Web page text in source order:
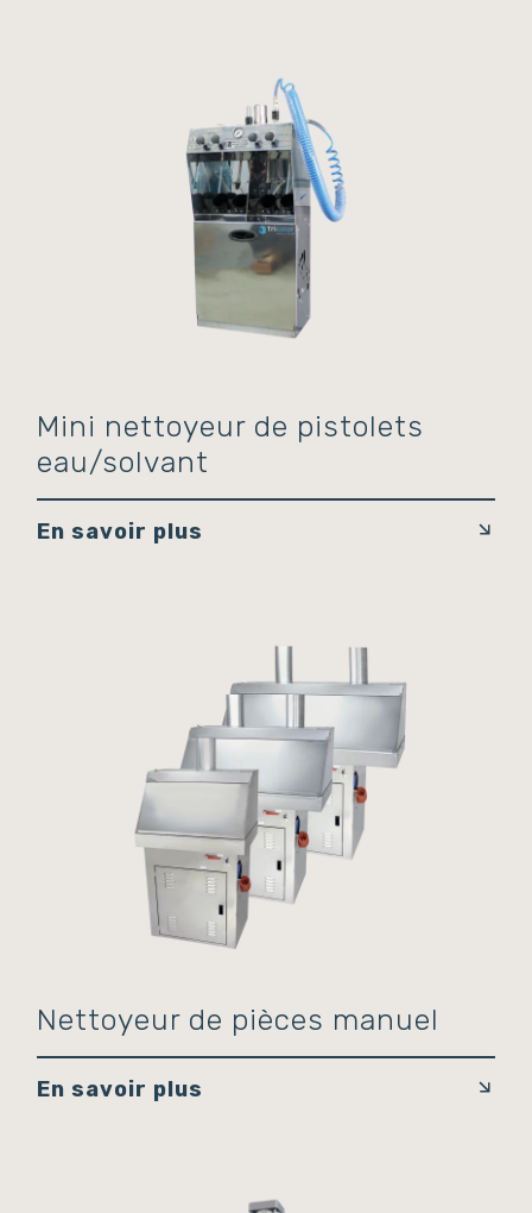
Mini nettoyeur de pistolets
eau/solvant
En savoir plus
Nettoyeur de pièces manuel
En savoir plus